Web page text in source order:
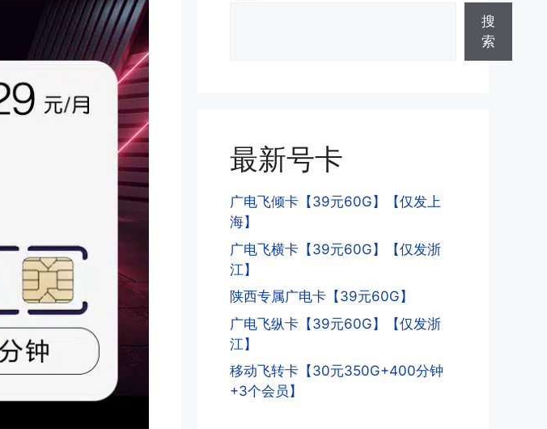
搜
索
最新号卡
广电飞倾卡【39元60G】【仅发上
海】
广电飞横卡【39元60G】【仅发浙
江】
陕西专属广电卡【39元60G】
广电飞纵卡【39元60G】【仅发浙
江】
移动飞转卡【30元350G+400分钟
+3个会员】